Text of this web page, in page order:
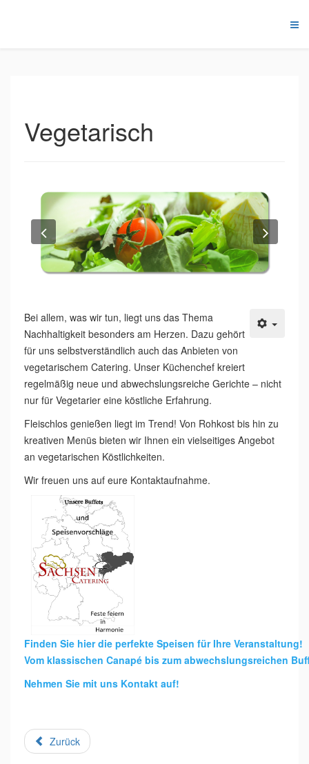
Vegetarisch
Previous Next
Bei allem, was wir tun, liegt uns das Thema
Nachhaltigkeit besonders am Herzen. Dazu gehört
für uns selbstverständlich auch das Anbieten von
vegetarischem Catering. Unser Küchenchef kreiert
regelmäßig neue und abwechslungsreiche Gerichte – nicht
nur für Vegetarier eine köstliche Erfahrung.
Fleischlos genießen liegt im Trend! Von Rohkost bis hin zu
kreativen Menüs bieten wir Ihnen ein vielseitiges Angebot
an vegetarischen Köstlichkeiten.
Wir freuen uns auf eure Kontaktaufnahme.
Finden Sie hier die perfekte Speisen für Ihre Veranstaltung!
Vom klassischen Canapé bis zum abwechslungsreichen
Nehmen Sie mit uns Kontakt auf!
Zurück